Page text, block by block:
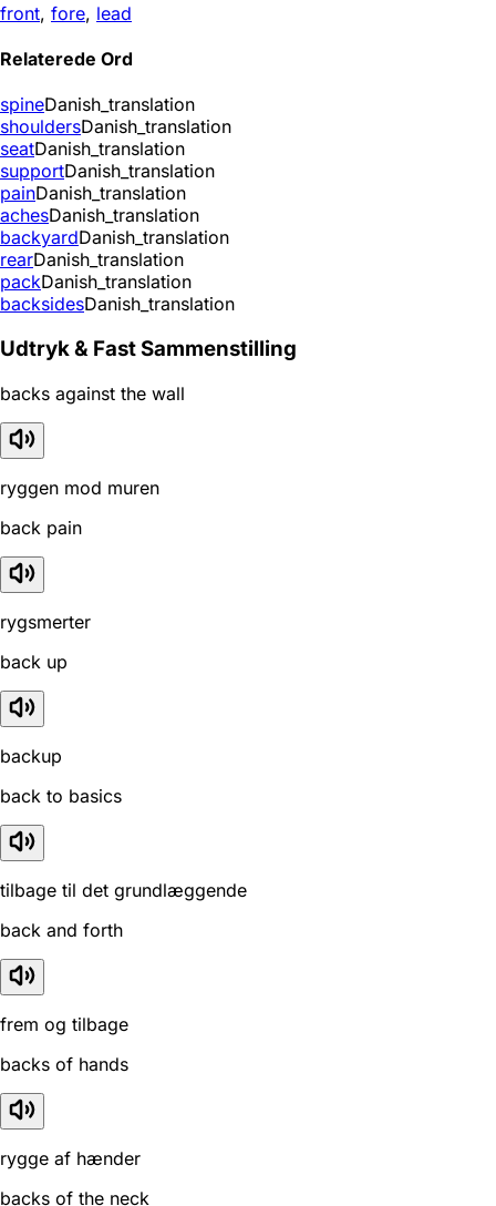
front, fore, lead
Relaterede Ord
spineDanish_translation
shouldersDanish_translation
seatDanish_translation
supportDanish_translation
painDanish_translation
achesDanish_translation
backyardDanish_translation
rearDanish_translation
packDanish_translation
backsidesDanish_translation
Udtryk & Fast Sammenstilling
backs against the wall
ryggen mod muren
back pain
rygsmerter
back up
backup
back to basics
tilbage til det grundlæggende
back and forth
frem og tilbage
backs of hands
rygge af hænder
backs of the neck